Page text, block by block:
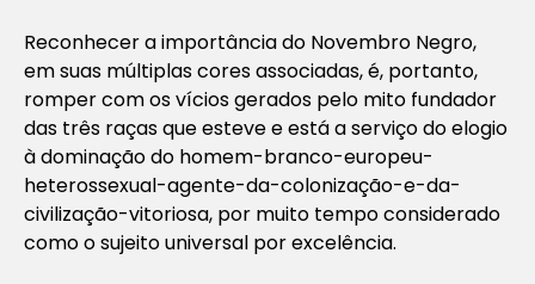
Reconhecer a importância do Novembro Negro,
em suas múltiplas cores associadas, é, portanto,
romper com os vícios gerados pelo mito fundador
das três raças que esteve e está a serviço do elogio
à dominação do homem-branco-europeu-
heterossexual-agente-da-colonização-e-da-
civilização-vitoriosa, por muito tempo considerado
como o sujeito universal por excelência.